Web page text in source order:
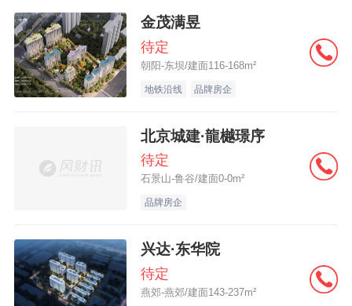
金茂满昱
待定
朝阳-东坝/建面116-168m²
地铁沿线 品牌房企
北京城建·龍樾璟序
待定
石景山-鲁谷/建面0-0m²
品牌房企
兴达·东华院
待定
燕郊-燕郊/建面143-237m²